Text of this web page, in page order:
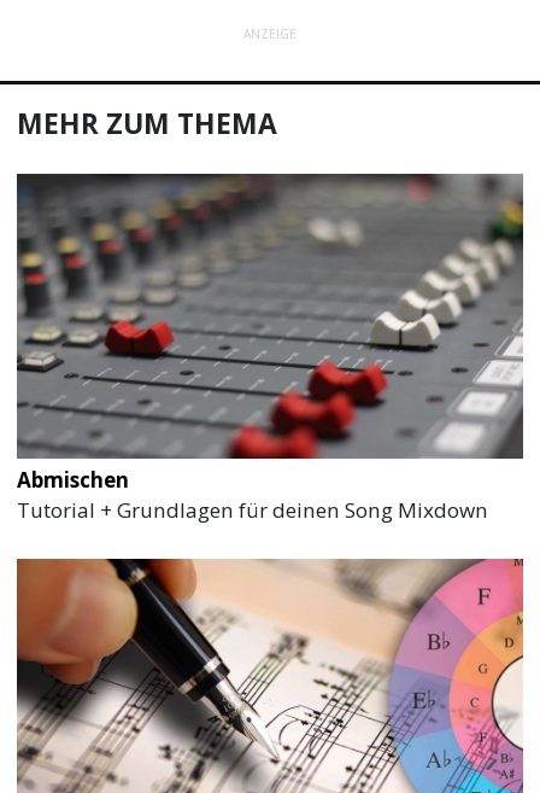
ANZEIGE
MEHR ZUM THEMA
Abmischen
Tutorial + Grundlagen für deinen Song Mixdown